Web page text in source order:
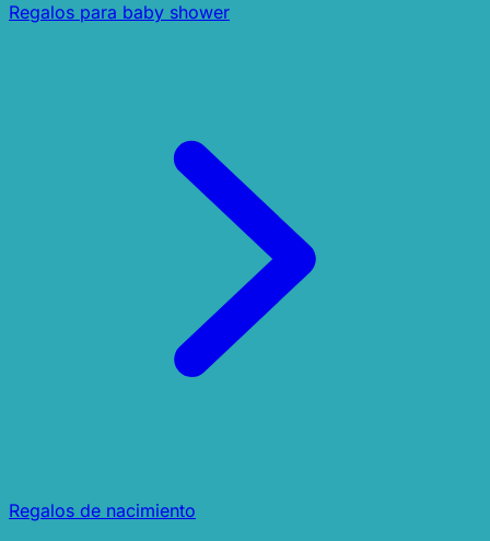
Regalos para baby shower
Regalos de nacimiento